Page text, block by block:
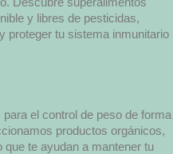
y libres de pesticidas,
proteger tu sistema inmunitario
el control de peso de forma
productos orgánicos,
te ayudan a mantener tu